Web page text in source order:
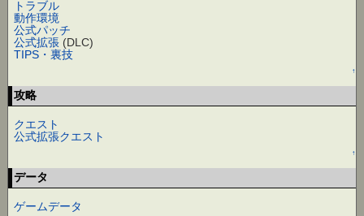
トラブル
動作環境
公式パッチ
公式拡張 (DLC)
TIPS・裏技
↑
攻略
クエスト
公式拡張クエスト
↑
データ
ゲームデータ